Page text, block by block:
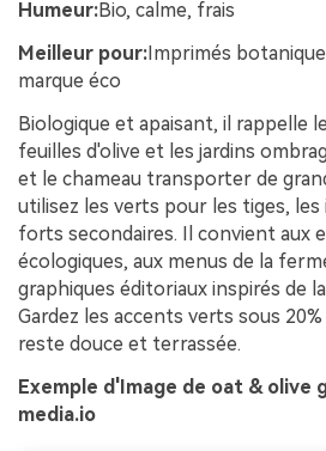
Humeur:Bio, calme, frais
Meilleur pour:Imprimés
marque éco
Biologique et apaisant, il rappelle
feuilles d'olive et les jardins
et le chameau transporter de
utilisez les verts pour les tiges,
forts secondaires. Il convient aux
écologiques, aux menus de la
graphiques éditoriaux inspirés de
Gardez les accents verts sous
reste douce et terrassée.
Exemple d'Image de oat & olive
media.io